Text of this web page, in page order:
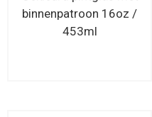
binnenpatroon 16oz /
453ml